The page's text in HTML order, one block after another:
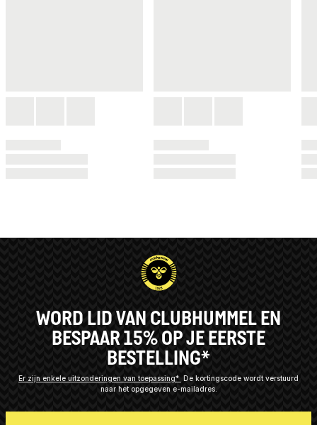
WORD LID VAN CLUBHUMMEL EN
BESPAAR 15% OP JE EERSTE
BESTELLING*
Er zijn enkele uitzonderingen van toepassing* De kortingscode wordt verstuurd
naar het opgegeven e-mailadres.